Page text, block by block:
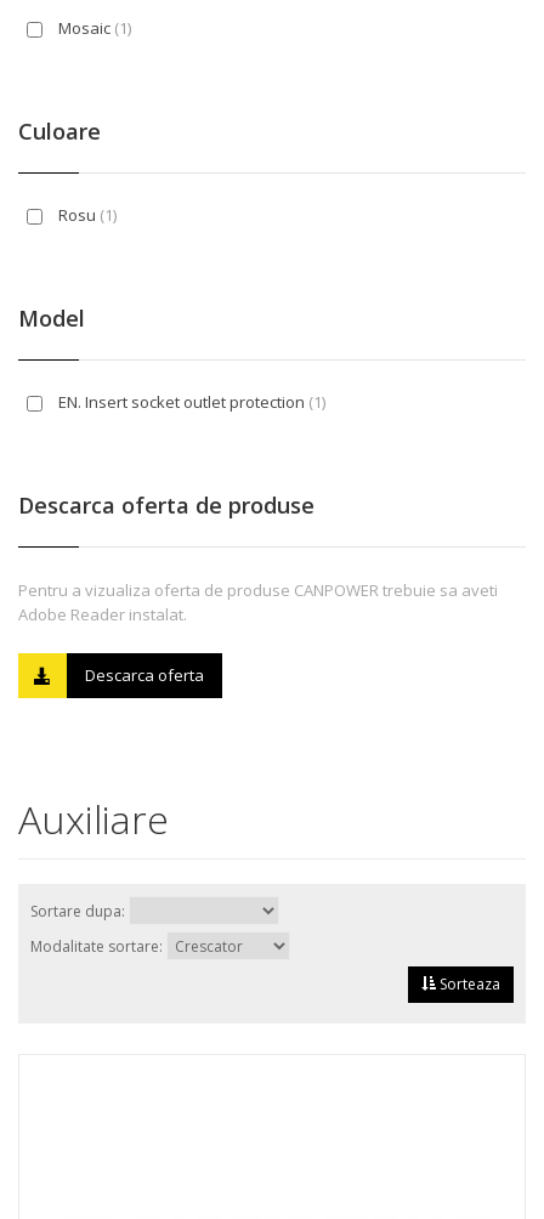
Mosaic (1)
Culoare
Rosu (1)
Model
EN. Insert socket outlet protection (1)
Descarca oferta de produse
Pentru a vizualiza oferta de produse CANPOWER trebuie sa aveti
Adobe Reader instalat.
Descarca oferta
Auxiliare
Sortare dupa:
Modalitate sortare:
Sorteaza